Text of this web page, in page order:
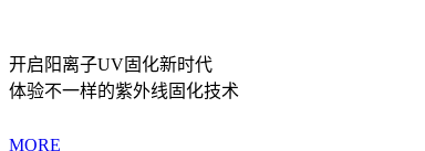
开启阳离子UV固化新时代
体验不一样的紫外线固化技术
MORE